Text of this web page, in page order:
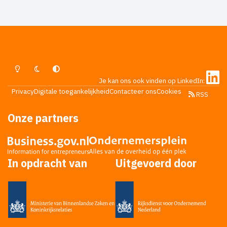
Lichte ModusDonkere ModusSysteemvoorkeur
Je kan ons ook vinden op LinkedIn:
PrivacyDigitale toegankelijkheidContacteer onsCookies RSS
Onze partners
In opdracht van Uitgevoerd door